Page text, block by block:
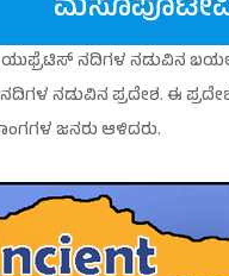
ಯುಫ್ರೆಟಿಸ್ ನದಿಗಳ ನಡುವಿನ
ನಡುವಿನ ಪ್ರದೇಶ. ಈ
ಜನರು ಆಳಿದರು.